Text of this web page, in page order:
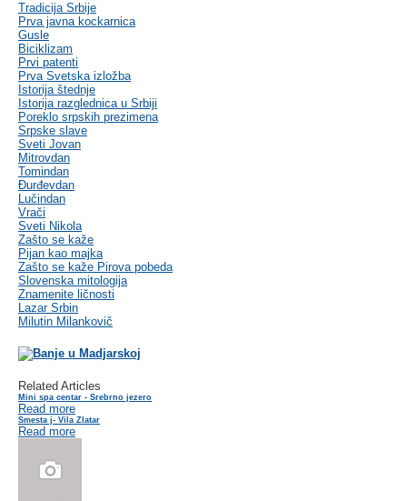
Tradicija Srbije
Prva javna kockarnica
Gusle
Biciklizam
Prvi patenti
Prva Svetska izložba
Istorija štednje
Istorija razglednica u Srbiji
Poreklo srpskih prezimena
Srpske slave
Sveti Jovan
Mitrovdan
Tomindan
Đurđevdan
Lučindan
Vrači
Sveti Nikola
Zašto se kaže
Pijan kao majka
Zašto se kaže Pirova pobeda
Slovenska mitologija
Znamenite ličnosti
Lazar Srbin
Milutin Milankovič
Related Articles
Mini spa centar - Srebrno jezero
Read more
Smesta j- Vila Zlatar
Read more